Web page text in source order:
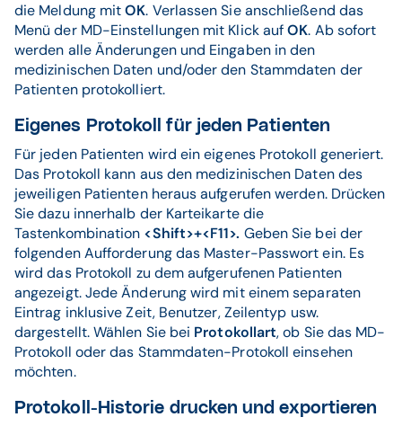
die Meldung mitOK. Verlassen Sie anschließend das
Menü der MD-Einstellungen mit Klick aufOK. Ab sofort
werden alle Änderungen und Eingaben in den
medizinischen Daten und/oder den Stammdaten der
Patienten protokolliert.
Eigenes Protokoll für jeden Patienten
Für jeden Patienten wird ein eigenes Protokoll generiert.
Das Protokoll kann aus den medizinischen Daten des
jeweiligen Patienten heraus aufgerufen werden. Drücken
Sie dazu innerhalb der Karteikarte die
Tastenkombination <Shift>+<F11>. Geben Sie bei der
folgenden Aufforderung das Master-Passwort ein. Es
wird das Protokoll zu dem aufgerufenen Patienten
angezeigt. Jede Änderung wird mit einem separaten
Eintrag inklusive Zeit, Benutzer, Zeilentyp usw.
dargestellt. Wählen Sie bei Protokollart, ob Sie das MD-
Protokoll oder das Stammdaten-Protokoll einsehen
möchten.
Protokoll-Historie drucken und exportieren